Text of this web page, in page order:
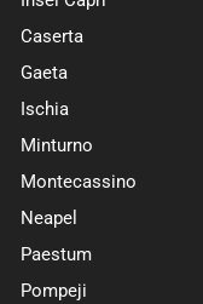
Caserta
Gaeta
Ischia
Minturno
Montecassino
Neapel
Paestum
Pompeji